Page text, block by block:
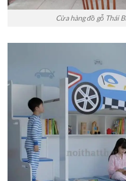
Cửa hàng đồ gỗ Thái